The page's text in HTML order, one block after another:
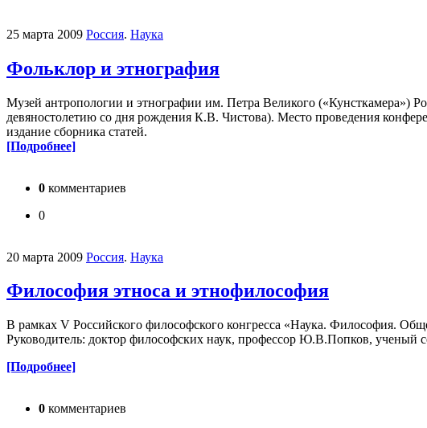
25 марта 2009 Россия. Наука
Фольклор и этнография
Музей антропологии и этнографии им. Петра Великого («Кунсткамера»)
девяностолетию со дня рождения К.В. Чистова). Место проведения
издание сборника статей.
[Подробнее]
0 комментариев
0
20 марта 2009 Россия. Наука
Философия этноса и этнофилософия
В рамках V Российского философского конгресса «Наука. Философия.
Руководитель: доктор философских наук, профессор Ю.В.Попков, ученый
[Подробнее]
0 комментариев